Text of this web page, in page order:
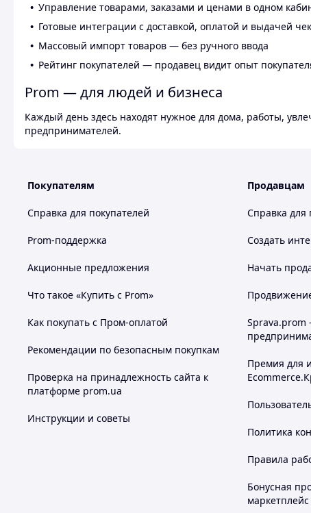
Управление товарами, заказами и ценами в одном
Готовые интеграции с доставкой, оплатой и выдачей
Массовый импорт товаров — без ручного ввода
Рейтинг покупателей — продавец видит опыт
Prom — для людей и бизнеса
Каждый день здесь находят нужное для дома, работы,
предпринимателей.
Покупателям
Справка для покупателей
Prom-поддержка
Акционные предложения
Что такое «Купить с Prom»
Как покупать с Пром-оплатой
Рекомендации по безопасным покупкам
Проверка на принадлежность сайта к
платформе prom.ua
Инструкции и советы
Продавцам
Справка для
Создать
Начать
Премия для
Политика
Правила
Бонусная
маркетплейс